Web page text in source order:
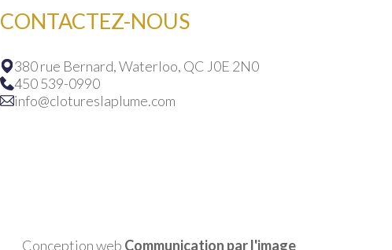
CONTACTEZ-NOUS
380 rue Bernard, Waterloo, QC J0E 2N0
450 539-0990
info@clotureslaplume.com
Conception web Communication par l'image